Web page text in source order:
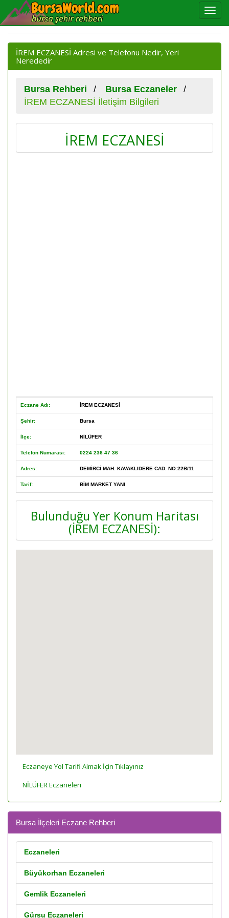
İREM ECZANESİ Adresi ve Telefonu Nedir, Yeri
Nerededir
Bursa Rehberi
Bursa Eczaneler
İREM ECZANESİ İletişim Bilgileri
İREM ECZANESİ
Eczane Adı: İREM ECZANESİ
Şehir: Bursa
İlçe: NİLÜFER
Telefon Numarası: 0224 236 47 36
Adres: DEMİRCİ MAH. KAVAKLIDERE CAD. NO:22B/11
Tarif: BİM MARKET YANI
Bulunduğu Yer Konum Haritası
(İREM ECZANESİ):
Eczaneye Yol Tarifi Almak İçin Tıklayınız
NİLÜFER Eczaneleri
Bursa İlçeleri Eczane Rehberi
Eczaneleri
Büyükorhan Eczaneleri
Gemlik Eczaneleri
Gürsu Eczaneleri